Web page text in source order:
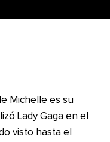
Michelle es su
Lady Gaga en el
visto hasta el